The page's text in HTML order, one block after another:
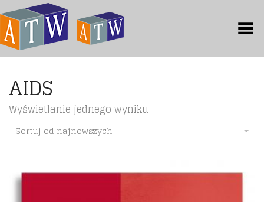
Toggle Menu
AIDS
Wyświetlanie jednego wyniku
Sortuj od najnowszych